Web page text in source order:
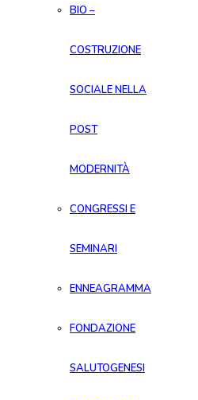
BIO –
COSTRUZIONE
SOCIALE NELLA
POST
MODERNITÀ
CONGRESSI E
SEMINARI
ENNEAGRAMMA
FONDAZIONE
SALUTOGENESI